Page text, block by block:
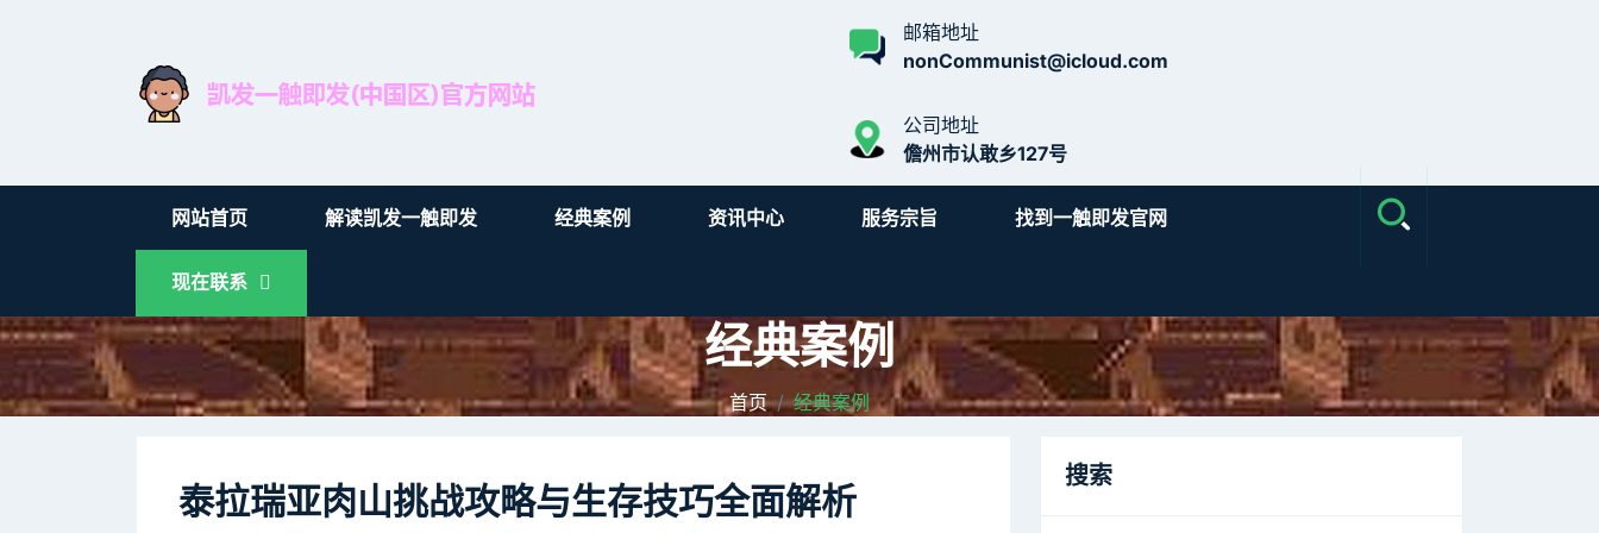
邮箱地址
nonCommunist@icloud.com
公司地址
儋州市认敢乡127号
网站首页 解读凯发一触即发 经典案例 资讯中心 服务宗旨 找到一触即发官网
现在联系
经典案例
首页 经典案例
泰拉瑞亚肉山挑战攻略与生存技巧全面解析
搜索